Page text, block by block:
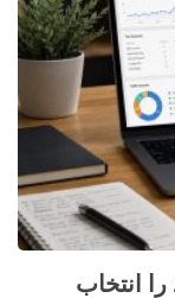
انتخاب